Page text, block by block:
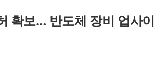
확보… 반도체 장비 업사이